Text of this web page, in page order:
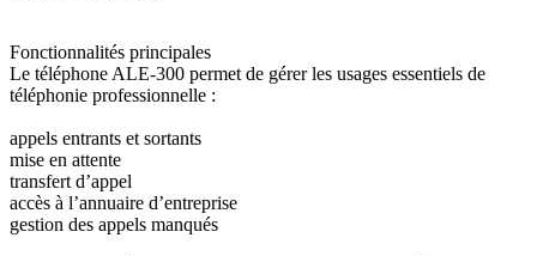
Fonctionnalités principales
Le téléphone ALE-300 permet de gérer les usages essentiels de
téléphonie professionnelle :
appels entrants et sortants
mise en attente
transfert d’appel
accès à l’annuaire d’entreprise
gestion des appels manqués